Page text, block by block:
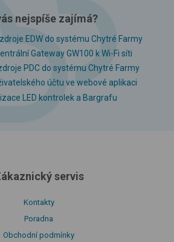
nejspíše zajímá?
EDW do systému Chytré Farmy
Gateway GW100 k Wi-Fi síti
PDC do systému Chytré Farmy
účtu ve webové aplikaci
LED kontrolek a Bargrafu
servis
Kontakty
Poradna
Obchodní podmínky